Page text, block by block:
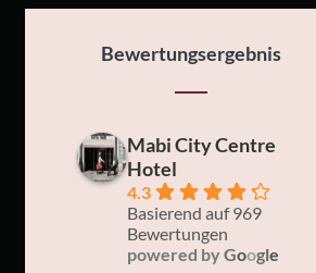
Bewertungsergebnis
Mabi City Centre
Hotel
4.3
Basierend auf 969
Bewertungen
powered byGoogle